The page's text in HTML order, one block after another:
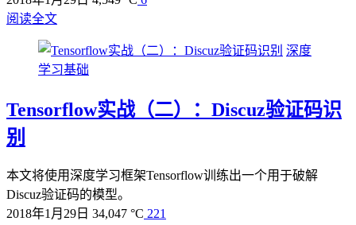
阅读全文
深度
学习基础
Tensorflow实战（二）：Discuz验证码识
别
本文将使用深度学习框架Tensorflow训练出一个用于破解
Discuz验证码的模型。
2018年1月29日 34,047 °C 221